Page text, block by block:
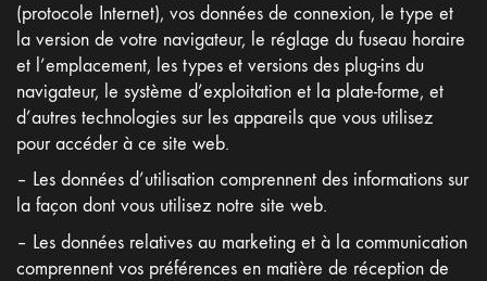
(protocole Internet), vos données de connexion, le type et
la version de votre navigateur, le réglage du fuseau horaire
et l’emplacement, les types et versions des plug-ins du
navigateur, le système d’exploitation et la plate-forme, et
d’autres technologies sur les appareils que vous utilisez
pour accéder à ce site web.
– Les données d’utilisation comprennent des informations sur
la façon dont vous utilisez notre site web.
– Les données relatives au marketing et à la communication
comprennent vos préférences en matière de réception de